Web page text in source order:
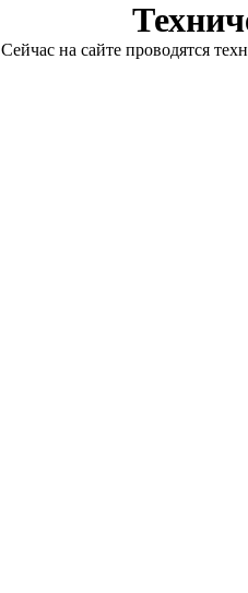
Сейчас на сайте проводятся